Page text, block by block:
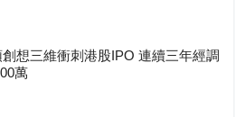
想三維衝刺港股IPO 連續三年經調
萬